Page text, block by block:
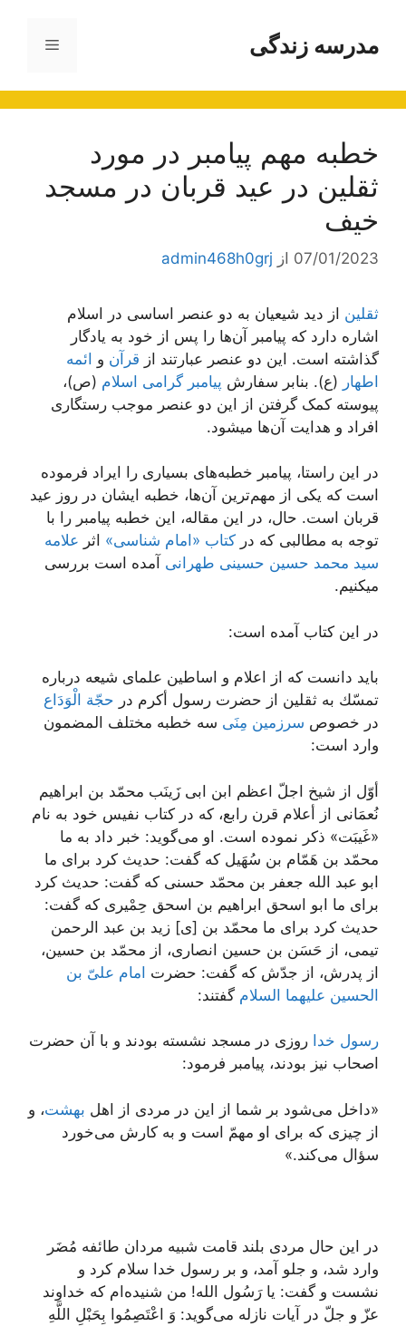
محتوامدرسه زندگی فهرست
خطبه مهم پیامبر در مورد
ثقلین در عید قربان در مسجد
خیف
07/01/2023 از admin468h0grj
ثقلین از دید شیعیان به دو عنصر اساسی در اسلام
اشاره دارد که پیامبر آن‌ها را پس از خود به یادگار
گذاشته است. این دو عنصر عبارتند از قرآن و ائمه
اطهار (ع). بنابر سفارش پیامبر گرامی اسلام (ص)،
پیوسته کمک گرفتن از این دو عنصر موجب رستگاری
افراد و هدایت آن‌ها میشود.
در این راستا، پیامبر خطبه‌های بسیاری را ایراد فرموده
است که یکی از مهم‌ترین آن‌ها، خطبه ایشان در روز عید
قربان است. حال، در این مقاله، این خطبه پیامبر را با
توجه به مطالبی که در کتاب «امام شناسی» اثر علامه
سید محمد حسین حسینی طهرانی آمده است بررسی
میکنیم.
در این کتاب آمده است:
باید دانست كه از اعلام و اساطین علماى شیعه درباره
تمسّك به ثقلین از حضرت رسول أكرم در حجّة الْوَدَاع
در خصوص سرزمین مِنَى سه خطبه مختلف المضمون
وارد است:
أوّل‌ از شیخ اجلّ اعظم ابن ابى زَینَب محمّد بن ابراهیم
نُعمَانى از أعلام قرن رابع، كه در كتاب نفیس خود به نام
«غَیبَت» ذكر نموده است. او مى‌گوید: خبر داد به ما
محمّد بن هَمّام بن سُهَیل كه گفت: حدیث كرد براى ما
ابو عبد الله جعفر بن محمّد حسنى كه گفت: حدیث كرد
براى ما ابو اسحق ابراهیم بن اسحق حِمْیرى كه گفت:
حدیث كرد براى ما محمّد بن [ی] زید بن عبد الرحمن
تیمى، از حَسَن بن حسین انصارى، از محمّد بن حسین،
از پدرش، از جدّش كه گفت: حضرت امام علىّ بن
الحسین علیهما السلام گفتند:
رسول خدا روزى در مسجد نشسته بودند و با آن حضرت
اصحاب نیز بودند، پیامبر فرمود:
«داخل مى‌شود بر شما از این در مردى از اهل بهشت، و
از چیزى كه براى او مهمّ است و به كارش مى‌خورد
سؤال مى‌كند.»
در این حال مردى بلند قامت شبیه مردان طائفه مُضَر
وارد شد، و جلو آمد، و بر رسول خدا سلام كرد و
نشست و گفت: یا رَسُول الله! من شنیده‌ام كه خداوند
عزّ و جلّ در آیات نازله مى‌گوید: وَ اعْتَصِمُوا بِحَبْلِ اللَّهِ